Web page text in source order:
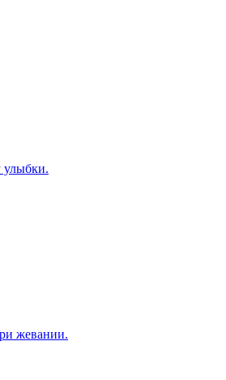
улыбки.
жевании.